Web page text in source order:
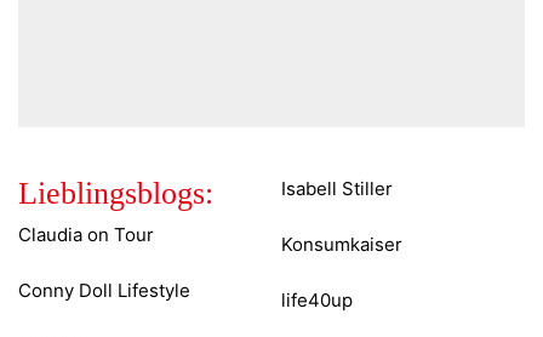
Lieblingsblogs:
Claudia on Tour
Conny Doll Lifestyle
Isabell Stiller
Konsumkaiser
life40up